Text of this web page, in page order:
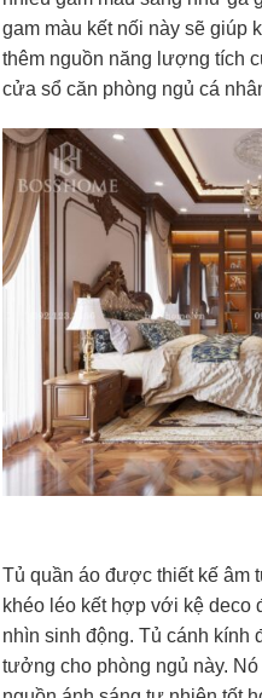
gam màu kết nối này sẽ giúp
thêm nguồn năng lượng tích
cửa sổ căn phòng ngủ cá
Tủ quần áo được thiết kế âm
khéo léo kết hợp với kệ deco
nhìn sinh động. Tủ cánh kính
tưởng cho phòng ngủ này.